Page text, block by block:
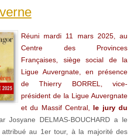
Réuni mardi 11 mars 2025, au
Centre des Provinces
Françaises, siège social de la
Ligue Auvergnate, en présence
de Thierry BORREL, vice-
président de la Ligue Auvergnate
et du Massif Central, le jury du
Josyane DELMAS-BOUCHARD a le
attribué au 1er tour, à la majorité des